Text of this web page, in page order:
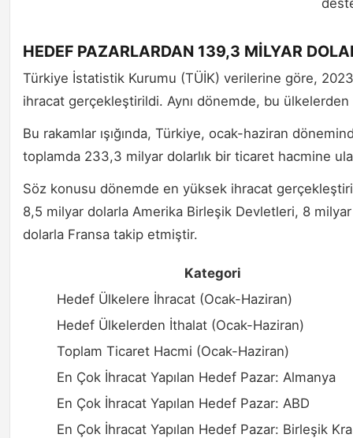
HEDEF PAZARLARDAN 139,3 MİLYAR
Türkiye İstatistik Kurumu (TÜİK) verilerine göre, 2023
ihracat gerçekleştirildi. Aynı dönemde, bu
Bu rakamlar ışığında, Türkiye, ocak-haziran
toplamda 233,3 milyar dolarlık bir ticaret hacmine
Söz konusu dönemde en yüksek ihracat
8,5 milyar dolarla Amerika Birleşik Devletleri, 8
dolarla Fransa takip etmiştir.
Kategori
Hedef Ülkelere İhracat (Ocak-Haziran)
Hedef Ülkelerden İthalat (Ocak-Haziran)
Toplam Ticaret Hacmi (Ocak-Haziran)
En Çok İhracat Yapılan Hedef Pazar: Almanya
En Çok İhracat Yapılan Hedef Pazar: ABD
En Çok İhracat Yapılan Hedef Pazar: Birleşik